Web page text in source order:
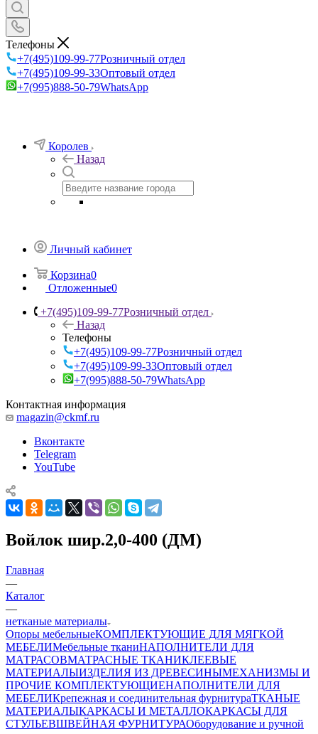
Телефоны
+7(495)109-99-77Розничный отдел
+7(495)109-99-33Оптовый отдел
+7(995)888-50-79WhatsApp
Королев
Назад
Личный кабинет
Корзина0
Отложенные0
+7(495)109-99-77Розничный отдел
Назад
Телефоны
+7(495)109-99-77Розничный отдел
+7(495)109-99-33Оптовый отдел
+7(995)888-50-79WhatsApp
Контактная информация
magazin@ckmf.ru
Вконтакте
Telegram
YouTube
Войлок шир.2,0-400 (ДМ)
Главная
—
Каталог
—
нетканые материалы
Опоры мебельныеКОМПЛЕКТУЮЩИЕ ДЛЯ МЯГКОЙ
МЕБЕЛИМебельные тканиНАПОЛНИТЕЛИ ДЛЯ
МАТРАСОВМАТРАСНЫЕ ТКАНИКЛЕЕВЫЕ
МАТЕРИАЛЫИЗДЕЛИЯ ИЗ ДРЕВЕСИНЫМЕХАНИЗМЫ И
ПРОЧИЕ КОМПЛЕКТУЮЩИЕНАПОЛНИТЕЛИ ДЛЯ
МЕБЕЛИКрепежная и соединительная фурнитураТКАНЫЕ
МАТЕРИАЛЫКАРКАСЫ И МЕТАЛЛОКАРКАСЫ ДЛЯ
СТУЛЬЕВШВЕЙНАЯ ФУРНИТУРАОборудование и ручной